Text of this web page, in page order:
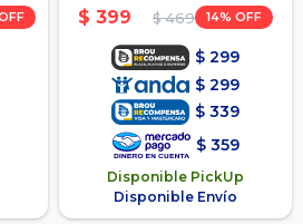
$ 399 $ 469 14
$ 299
$ 299
$ 339
$ 359
Disponible PickUp
Disponible Envío